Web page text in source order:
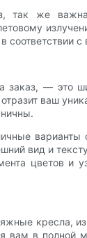
так же
соответствии
заказ, — это
ваш
вид и
цветов и
кресла,
вам в